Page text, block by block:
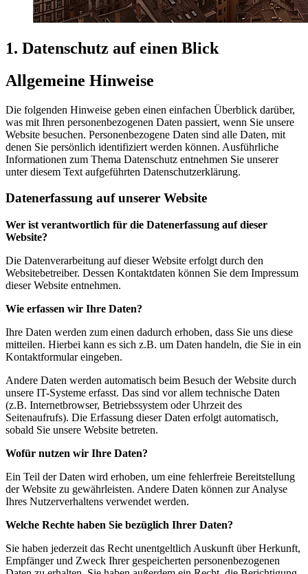
1. Datenschutz auf einen Blick
Allgemeine Hinweise
Die folgenden Hinweise geben einen einfachen Überblick darüber,
was mit Ihren personenbezogenen Daten passiert, wenn Sie unsere
Website besuchen. Personenbezogene Daten sind alle Daten, mit
denen Sie persönlich identifiziert werden können. Ausführliche
Informationen zum Thema Datenschutz entnehmen Sie unserer
unter diesem Text aufgeführten Datenschutzerklärung.
Datenerfassung auf unserer Website
Wer ist verantwortlich für die Datenerfassung auf dieser
Website?
Die Datenverarbeitung auf dieser Website erfolgt durch den
Websitebetreiber. Dessen Kontaktdaten können Sie dem Impressum
dieser Website entnehmen.
Wie erfassen wir Ihre Daten?
Ihre Daten werden zum einen dadurch erhoben, dass Sie uns diese
mitteilen. Hierbei kann es sich z.B. um Daten handeln, die Sie in ein
Kontaktformular eingeben.
Andere Daten werden automatisch beim Besuch der Website durch
unsere IT-Systeme erfasst. Das sind vor allem technische Daten
(z.B. Internetbrowser, Betriebssystem oder Uhrzeit des
Seitenaufrufs). Die Erfassung dieser Daten erfolgt automatisch,
sobald Sie unsere Website betreten.
Wofür nutzen wir Ihre Daten?
Ein Teil der Daten wird erhoben, um eine fehlerfreie Bereitstellung
der Website zu gewährleisten. Andere Daten können zur Analyse
Ihres Nutzerverhaltens verwendet werden.
Welche Rechte haben Sie bezüglich Ihrer Daten?
Sie haben jederzeit das Recht unentgeltlich Auskunft über Herkunft,
Empfänger und Zweck Ihrer gespeicherten personenbezogenen